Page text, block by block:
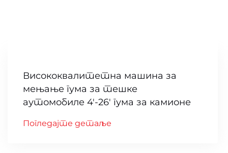
Висококвалитетна машина за
мењање гума за тешке
аутомобиле 4'-26' гума за камионе
Погледајте детаље